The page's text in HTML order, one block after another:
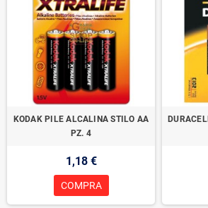
KODAK PILE ALCALINA STILO AA
PZ. 4
1,18 €
COMPRA